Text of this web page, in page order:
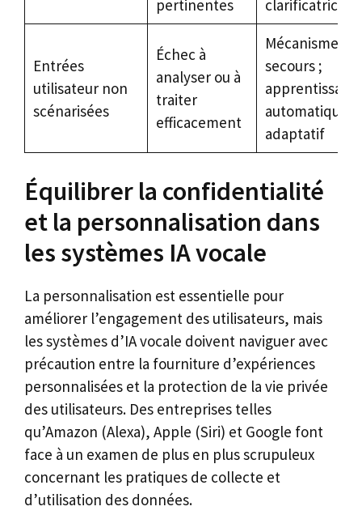
pertinentes clarificatrices
Entrées
utilisateur non
scénarisées
Échec à
analyser ou à
traiter
efficacement
Mécanismes
secours ;
apprentissage
automatique
adaptatif
Équilibrer la confidentialité
et la personnalisation dans
les systèmes IA vocale
La personnalisation est essentielle pour
améliorer l’engagement des utilisateurs, mais
les systèmes d’IA vocale doivent naviguer avec
précaution entre la fourniture d’expériences
personnalisées et la protection de la vie privée
des utilisateurs. Des entreprises telles
qu’Amazon (Alexa), Apple (Siri) et Google font
face à un examen de plus en plus scrupuleux
concernant les pratiques de collecte et
d’utilisation des données.